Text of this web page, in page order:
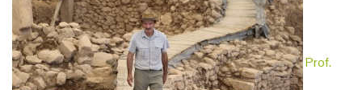
Prof.